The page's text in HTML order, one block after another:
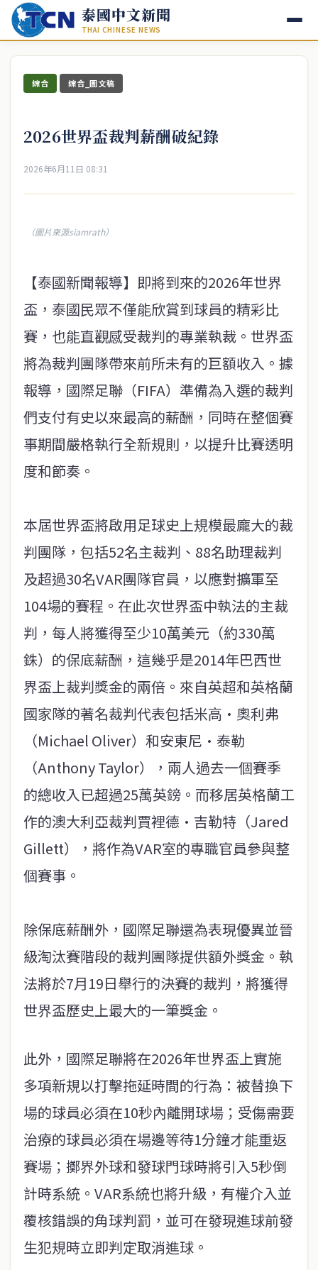
泰國中文新聞
THAI CHINESE NEWS
綜合 綜合_圖文稿
2026世界盃裁判薪酬破紀錄
2026年6月11日 08:31
（圖片來源siamrath）
【泰國新聞報導】即將到來的2026年世界
盃，泰國民眾不僅能欣賞到球員的精彩比
賽，也能直觀感受裁判的專業執裁。世界盃
將為裁判團隊帶來前所未有的巨額收入。據
報導，國際足聯（FIFA）準備為入選的裁判
們支付有史以來最高的薪酬，同時在整個賽
事期間嚴格執行全新規則，以提升比賽透明
度和節奏。
本屆世界盃將啟用足球史上規模最龐大的裁
判團隊，包括52名主裁判、88名助理裁判
及超過30名VAR團隊官員，以應對擴軍至
104場的賽程。在此次世界盃中執法的主裁
判，每人將獲得至少10萬美元（約330萬
銖）的保底薪酬，這幾乎是2014年巴西世
界盃上裁判獎金的兩倍。來自英超和英格蘭
國家隊的著名裁判代表包括米高·奧利弗
（Michael Oliver）和安東尼·泰勒
（Anthony Taylor），兩人過去一個賽季
的總收入已超過25萬英鎊。而移居英格蘭工
作的澳大利亞裁判賈裡德·吉勒特（Jared
Gillett），將作為VAR室的專職官員參與整
個賽事。
除保底薪酬外，國際足聯還為表現優異並晉
級淘汰賽階段的裁判團隊提供額外獎金。執
法將於7月19日舉行的決賽的裁判，將獲得
世界盃歷史上最大的一筆獎金。
此外，國際足聯將在2026年世界盃上實施
多項新規以打擊拖延時間的行為：被替換下
場的球員必須在10秒內離開球場；受傷需要
治療的球員必須在場邊等待1分鐘才能重返
賽場；擲界外球和發球門球時將引入5秒倒
計時系統。VAR系統也將升級，有權介入並
覆核錯誤的角球判罰，並可在發現進球前發
生犯規時立即判定取消進球。